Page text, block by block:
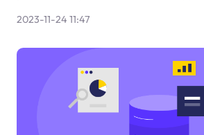
2023-11-24 11:47